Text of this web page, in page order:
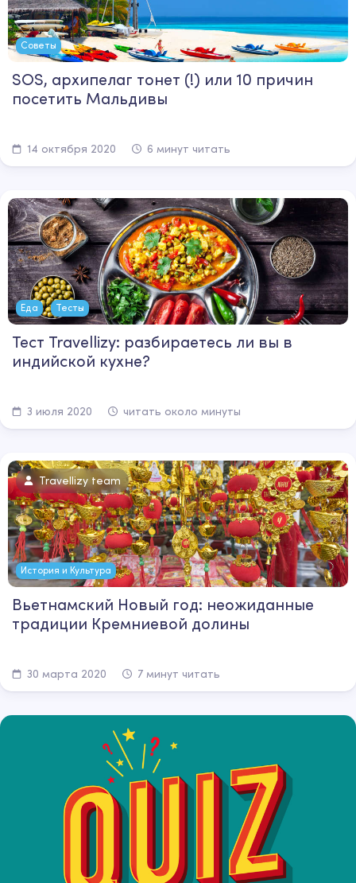
Советы
SOS, архипелаг тонет (!) или 10 причин
посетить Мальдивы
14 октября 2020 6 минут читать
Еда Тесты
Тест Travellizy: разбираетесь ли вы в
индийской кухне?
3 июля 2020 читать около минуты
Travellizy team
История и Культура
Вьетнамский Новый год: неожиданные
традиции Кремниевой долины
30 марта 2020 7 минут читать